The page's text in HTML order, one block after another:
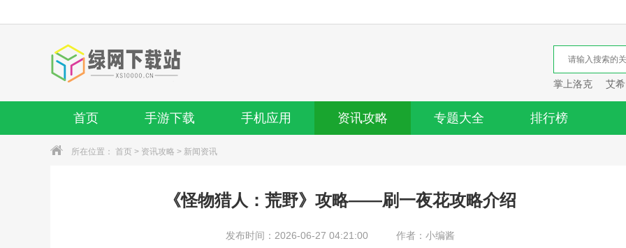
掌上洛克 艾希
首页 手游下载 手机应用 资讯攻略 专题大全 排行榜
所在位置： 首页 > 资讯攻略 > 新闻资讯
《怪物猎人：荒野》攻略——刷一夜花攻略介绍
发布时间：2026-06-27 04:21:00 作者：小编酱